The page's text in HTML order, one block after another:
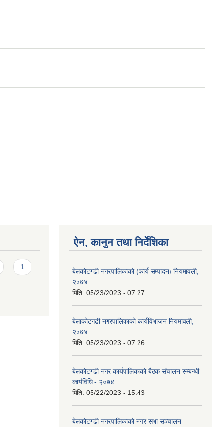
1
ऐन, कानुन तथा निर्देशिका
बेलकोटगढी नगरपालिकाको (कार्य सम्पादन) नियमावली,
२०७४
मिति: 05/23/2023 - 07:27
बेलाकोटगढी नगरपालिकाको कार्यविभाजन नियमावली,
२०७४
मिति: 05/23/2023 - 07:26
बेलकोटगढी नगर कार्यपालिकाको बैठक संचालन सम्बन्धी
कार्यविधि - २०७४
मिति: 05/22/2023 - 15:43
बेलकोटगढी नगरपालिकाको नगर सभा सञ्चालन